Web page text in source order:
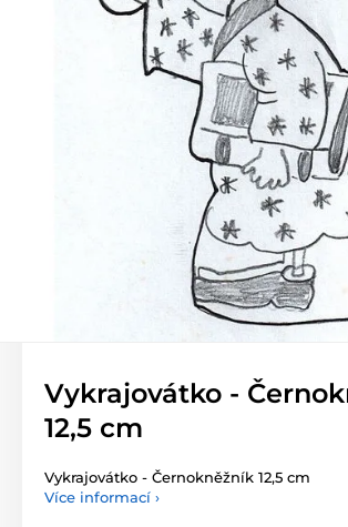
Vykrajovátko -
12,5 cm
Vykrajovátko - Černokněžník 12,5 cm
Více informací ›